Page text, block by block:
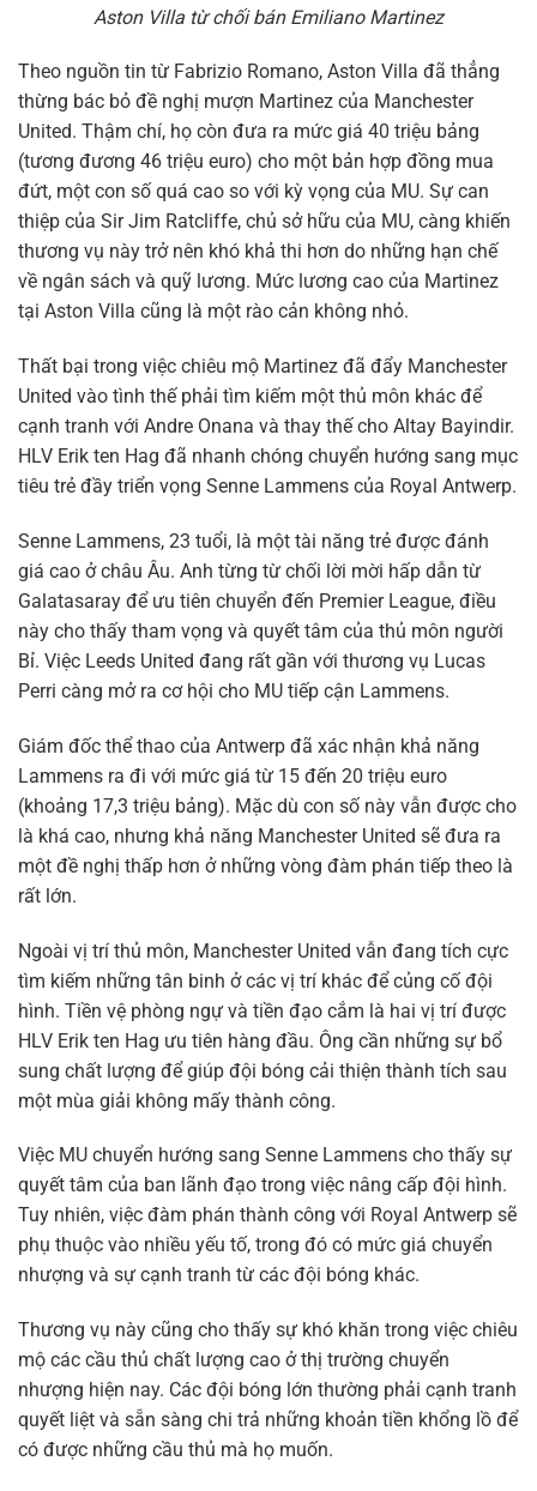
Aston Villa từ chối bán Emiliano Martinez
Theo nguồn tin từ Fabrizio Romano, Aston Villa đã thẳng
thừng bác bỏ đề nghị mượn Martinez của Manchester
United. Thậm chí, họ còn đưa ra mức giá 40 triệu bảng
(tương đương 46 triệu euro) cho một bản hợp đồng mua
đứt, một con số quá cao so với kỳ vọng của MU. Sự can
thiệp của Sir Jim Ratcliffe, chủ sở hữu của MU, càng khiến
thương vụ này trở nên khó khả thi hơn do những hạn chế
về ngân sách và quỹ lương. Mức lương cao của Martinez
tại Aston Villa cũng là một rào cản không nhỏ.
Thất bại trong việc chiêu mộ Martinez đã đẩy Manchester
United vào tình thế phải tìm kiếm một thủ môn khác để
cạnh tranh với Andre Onana và thay thế cho Altay Bayindir.
HLV Erik ten Hag đã nhanh chóng chuyển hướng sang mục
tiêu trẻ đầy triển vọng Senne Lammens của Royal Antwerp.
Senne Lammens, 23 tuổi, là một tài năng trẻ được đánh
giá cao ở châu Âu. Anh từng từ chối lời mời hấp dẫn từ
Galatasaray để ưu tiên chuyển đến Premier League, điều
này cho thấy tham vọng và quyết tâm của thủ môn người
Bỉ. Việc Leeds United đang rất gần với thương vụ Lucas
Perri càng mở ra cơ hội cho MU tiếp cận Lammens.
Giám đốc thể thao của Antwerp đã xác nhận khả năng
Lammens ra đi với mức giá từ 15 đến 20 triệu euro
(khoảng 17,3 triệu bảng). Mặc dù con số này vẫn được cho
là khá cao, nhưng khả năng Manchester United sẽ đưa ra
một đề nghị thấp hơn ở những vòng đàm phán tiếp theo là
rất lớn.
Ngoài vị trí thủ môn, Manchester United vẫn đang tích cực
tìm kiếm những tân binh ở các vị trí khác để củng cố đội
hình. Tiền vệ phòng ngự và tiền đạo cắm là hai vị trí được
HLV Erik ten Hag ưu tiên hàng đầu. Ông cần những sự bổ
sung chất lượng để giúp đội bóng cải thiện thành tích sau
một mùa giải không mấy thành công.
Việc MU chuyển hướng sang Senne Lammens cho thấy sự
quyết tâm của ban lãnh đạo trong việc nâng cấp đội hình.
Tuy nhiên, việc đàm phán thành công với Royal Antwerp sẽ
phụ thuộc vào nhiều yếu tố, trong đó có mức giá chuyển
nhượng và sự cạnh tranh từ các đội bóng khác.
Thương vụ này cũng cho thấy sự khó khăn trong việc chiêu
mộ các cầu thủ chất lượng cao ở thị trường chuyển
nhượng hiện nay. Các đội bóng lớn thường phải cạnh tranh
quyết liệt và sẵn sàng chi trả những khoản tiền khổng lồ để
có được những cầu thủ mà họ muốn.